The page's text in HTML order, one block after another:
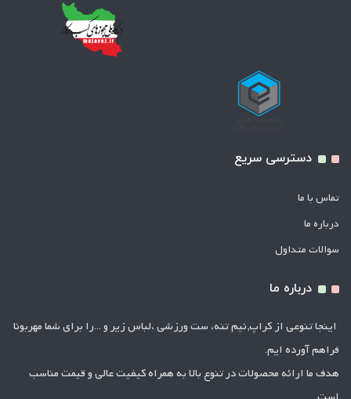
دسترسی سریع
تماس با ما
درباره ما
سوالات متداول
درباره ما
اینجا تنوعی از کراپ,نیم تنه، ست ورزشی ،لباس زیر و ...را برای شما مهربونا
فراهم آورده ایم.
هدف ما ارائه محصولات در تنوع بالا به همراه کیفیت عالی و قیمت مناسب